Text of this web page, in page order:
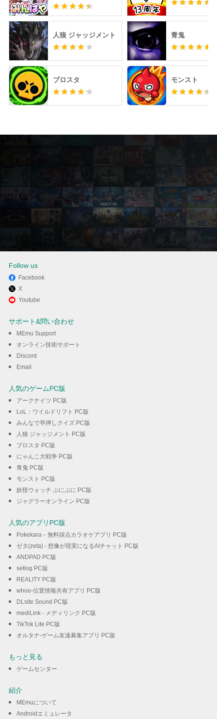
人狼 ジャッジメント
ブロスタ
青鬼
モンスト
Follow us
Facebook
X
Youtube
サポート&問い合わせ
MEmu Support
オンライン技術サポート
Discord
Email
人気のゲームPC版
アークナイツ PC版
LoL：ワイルドリフト PC版
みんなで早押しクイズ PC版
人狼 ジャッジメント PC版
ブロスタ PC版
にゃんこ大戦争 PC版
青鬼 PC版
モンスト PC版
妖怪ウォッチ ぷにぷに PC版
ジャグラーオンライン PC版
人気のアプリPC版
Pokekara－無料採点カラオケアプリ PC版
ゼタ(zeta) - 想像が現実になるAIチャット PC版
ANDPAD PC版
setlog PC版
REALITY PC版
whoo-位置情報共有アプリ PC版
DLsite Sound PC版
mediLink - メディリンク PC版
TikTok Lite PC版
オルタナ-ゲーム友達募集アプリ PC版
もっと見る
ゲームセンター
紹介
MEmuについて
Androidエミュレータ